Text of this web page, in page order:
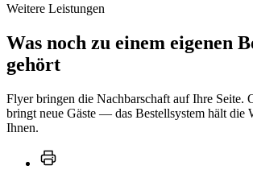
Weitere Leistungen
Was noch zu einem eigenen
gehört
Flyer bringen die Nachbarschaft auf Ihre Seite.
bringt neue Gäste — das Bestellsystem hält die
Ihnen.